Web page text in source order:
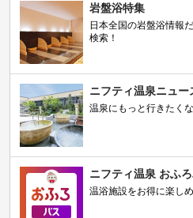
岩盤浴特集
日本全国の岩盤浴情報
検索！
ニフティ温泉ニュー
温泉にもっと行きたく
ニフティ温泉 おふ
温浴施設をお得に楽し